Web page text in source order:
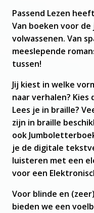
hier:
Passend Lezen
Van boeken voor
volwassenen. Van
meeslepende
tussen!
Jij kiest in welke
naar verhalen? Kies
Lees je in braille?
zijn in braille
ook
je de digitale
luisteren met een
voor een
Voor blinde en
bieden we een